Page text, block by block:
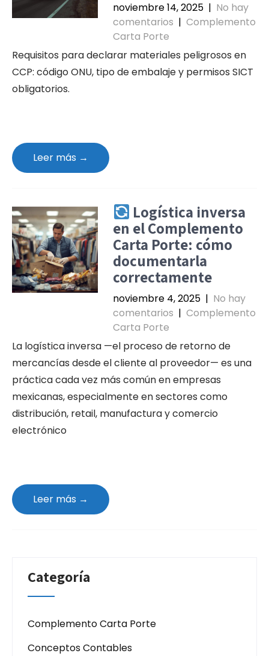
noviembre 14, 2025 | No hay
comentarios | Complemento
Carta Porte
Requisitos para declarar materiales peligrosos en
CCP: código ONU, tipo de embalaje y permisos SICT
obligatorios.
Leer más →
Logística inversa
en el Complemento
Carta Porte: cómo
documentarla
correctamente
noviembre 4, 2025 | No hay
comentarios | Complemento
Carta Porte
La logística inversa —el proceso de retorno de
mercancías desde el cliente al proveedor— es una
práctica cada vez más común en empresas
mexicanas, especialmente en sectores como
distribución, retail, manufactura y comercio
electrónico
Leer más →
Categoría
Complemento Carta Porte
Conceptos Contables